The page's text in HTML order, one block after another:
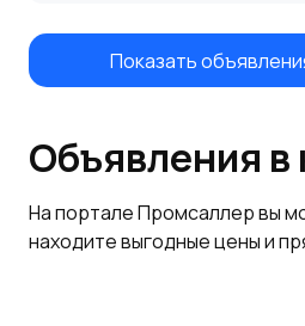
Показать
Объявления в
На портале Промсаллер вы
находите выгодные цены и